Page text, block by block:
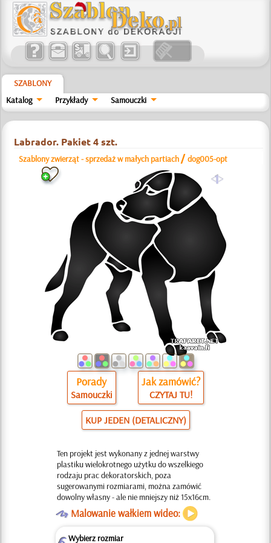
SZABLONY
Katalog
Przykłady Samouczki
Labrador. Pakiet 4 szt.
Szablony zwierząt - sprzedaż w małych partiach /dog005-opt
a
Porady
Samouczki
Jak zamówić?
CZYTAJ TU!
KUP JEDEN (DETALICZNY)
Ten projekt jest wykonany z jednej warstwy
plastiku wielokrotnego użytku do wszelkiego
rodzaju prac dekoratorskich, poza
sugerowanymi rozmiarami, można zamówić
dowolny własny - ale nie mniejszy niż 15x16cm.
OMalowanie wałkiem wideo:
Wybierz rozmiar